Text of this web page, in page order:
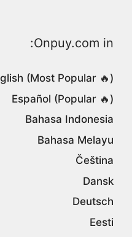
Onpuy.com in:
(Most Popular 🔥)
Español (Popular 🔥)
Bahasa Indonesia
Bahasa Melayu
Čeština
Dansk
Deutsch
Eesti